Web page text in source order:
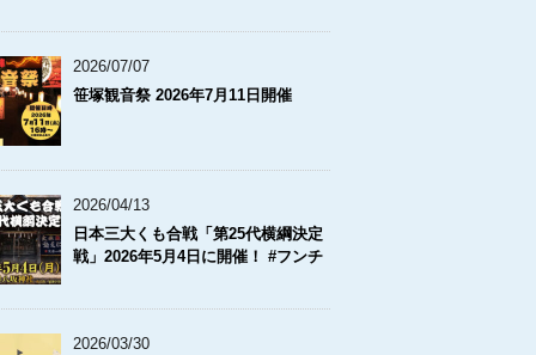
2026/07/07
笹塚観音祭 2026年7月11日開催
2026/04/13
日本三大くも合戦「第25代横綱決定
戦」2026年5月4日に開催！ #フンチ
2026/03/30